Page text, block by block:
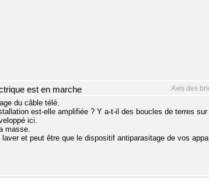
Avis des
est en marche
du câble télé.
est-elle amplifiée ? Y a-t-il des boucles de terres
ici.
masse.
et peut être que le dispositif antiparasitage de vos